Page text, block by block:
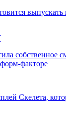
собственное
факторе
Скелета,